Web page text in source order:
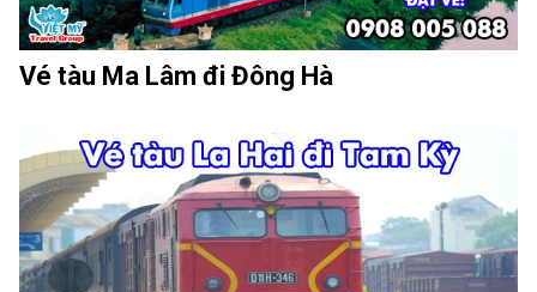
Vé tàu Ma Lâm đi Đông Hà